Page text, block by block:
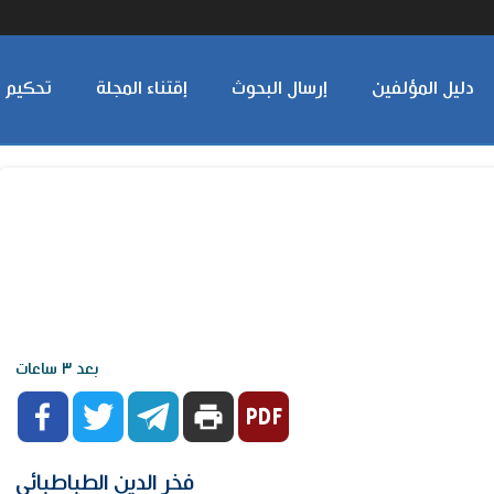
دليل المؤلفين إرسال البحوث إقتناء المجلة تحكيم
بعد ٣ ساعات
   print
فخر الدين الطباطبائي